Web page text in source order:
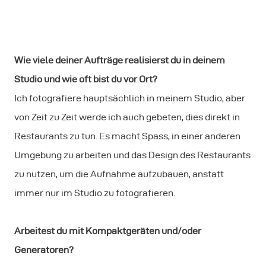
Wie viele deiner Aufträge realisierst du in deinem
Studio und wie oft bist du vor Ort?
Ich fotografiere hauptsächlich in meinem Studio, aber
von Zeit zu Zeit werde ich auch gebeten, dies direkt in
Restaurants zu tun. Es macht Spass, in einer anderen
Umgebung zu arbeiten und das Design des Restaurants
zu nutzen, um die Aufnahme aufzubauen, anstatt
immer nur im Studio zu fotografieren.
Arbeitest du mit Kompaktgeräten und/oder
Generatoren?